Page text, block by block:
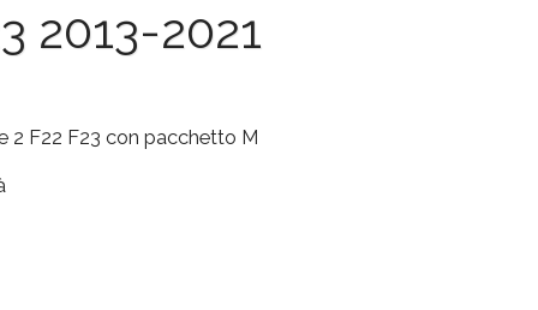
2013-2021
2 F22 F23 con pacchetto M